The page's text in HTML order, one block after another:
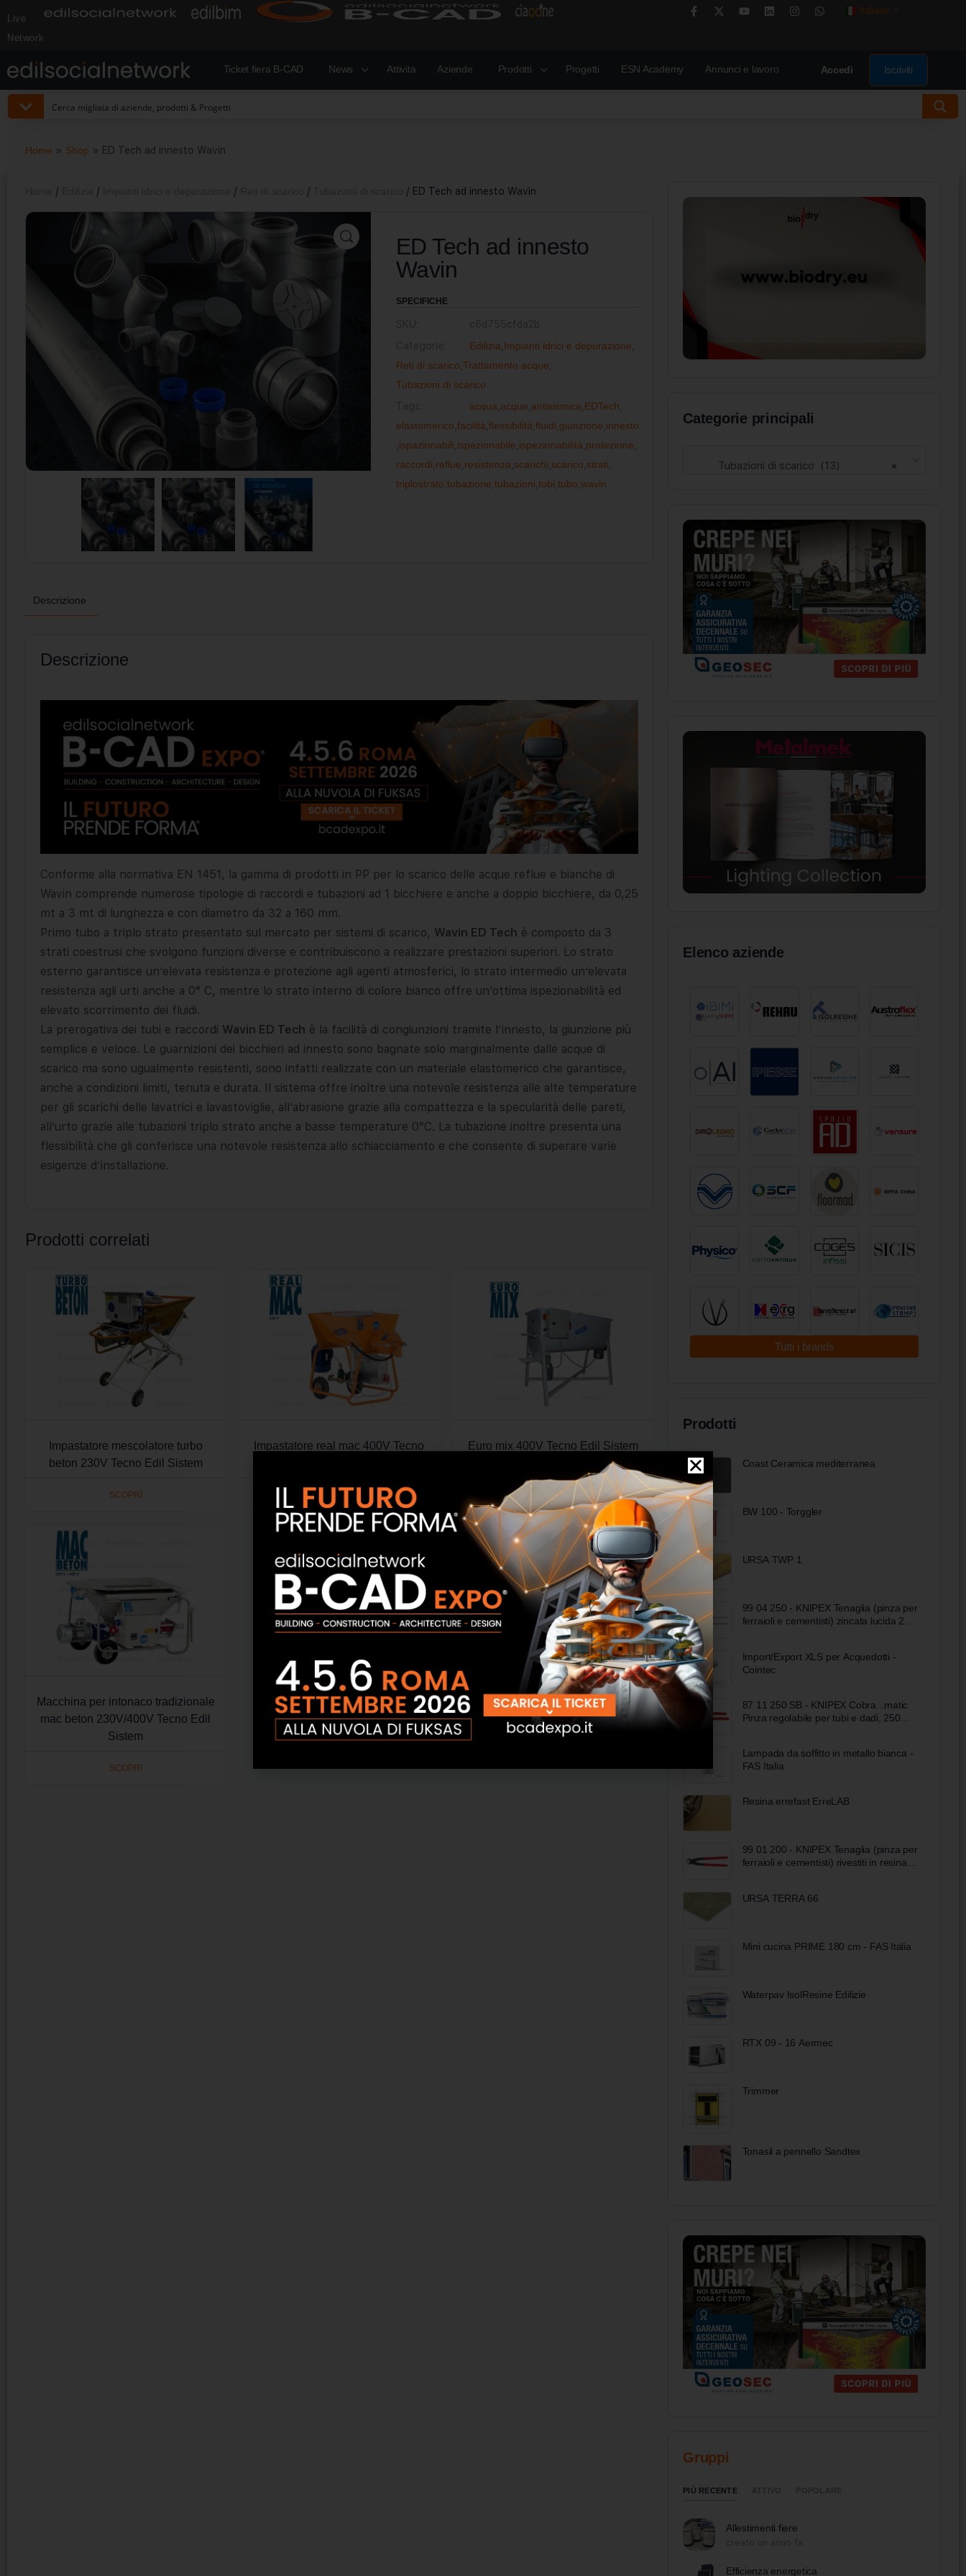
Live
Network
Italiano
Ticket fiera B-CAD News Attività Aziende Prodotti Progetti ESN Academy Annunci e lavoro Accedi Iscriviti
Home » Shop » ED Tech ad innesto Wavin
/ / / / / ED Tech ad innesto Wavin
ED Tech ad innesto
Wavin
SPECIFICHE
Edilizia Impianti idrici e depurazione
Reti di scarico Trattamento acque
Tubazioni di scarico
acqua acque antisismica EDTech
elastomerico facilità flessibilità fluidi giunzione innesto
ispazionabili ispezionabile ispezionabilità protezione
raccordi reflue resistenza scarichi scarico strati
triplostrato tubazione tubazioni tubi tubo wavin
Descrizione
Descrizione
Conforme alla normativa EN 1451, la gamma di prodotti in PP per lo scarico delle acque reflue e bianche di
Wavin comprende numerose tipologie di raccordi e tubazioni ad 1 bicchiere e anche a doppio bicchiere, da 0,25
mt a 3 mt di lunghezza e con diametro da 32 a 160 mm.
Primo tubo a triplo strato presentato sul mercato per sistemi di scarico, Wavin ED Tech è composto da 3
strati coestrusi che svolgono funzioni diverse e contribuiscono a realizzare prestazioni superiori. Lo strato
esterno garantisce un’elevata resistenza e protezione agli agenti atmosferici, lo strato intermedio un’elevata
resistenza agli urti anche a 0° C, mentre lo strato interno di colore bianco offre un’ottima ispezionabilità ed
elevato scorrimento dei fluidi.
La prerogativa dei tubi e raccordi Wavin ED Tech è la facilità di congiunzioni tramite l’innesto, la giunzione più
semplice e veloce. Le guarnizioni dei bicchieri ad innesto sono bagnate solo marginalmente dalle acque di
scarico ma sono ugualmente resistenti, sono infatti realizzate con un materiale elastomerico che garantisce,
anche a condizioni limiti, tenuta e durata. Il sistema offre inoltre una notevole resistenza alle alte temperature
per gli scarichi delle lavatrici e lavastoviglie, all’abrasione grazie alla compattezza e la specularità delle pareti,
all’urto grazie alle tubazioni triplo strato anche a basse temperature 0°C. La tubazione inoltre presenta una
flessibilità che gli conferisce una notevole resistenza allo schiacciamento e che consente di superare varie
esigenze d’installazione.
Prodotti correlati
Impastatore mescolatore turbo
beton 230V Tecno Edil Sistem
SCOPRI
Impastatore real mac 400V Tecno
SCOPRI
Euro mix 400V Tecno Edil Sistem
SCOPRI
Macchina per intonaco tradizionale
mac beton 230V/400V Tecno Edil
Sistem
SCOPRI
Categorie principali
×
Tubazioni di scarico (13)
Elenco aziende
Tutti i brands
Prodotti
Coast Ceramica mediterranea
BW 100 - Torggler
URSA TWP 1
99 04 250 - KNIPEX Tenaglia (pinza per
ferraioli e cementisti) zincata lucida 250
Import/Export XLS per Acquedotti -
Cointec
87 11 250 SB - KNIPEX Cobra...matic
Pinza regolabile per tubi e dadi, 250
Lampada da soffitto in metallo bianca -
FAS Italia
Resina errefast ErreLAB
99 01 200 - KNIPEX Tenaglia (pinza per
ferraioli e cementisti) rivestiti in resina
URSA TERRA 66
Mini cucina PRIME 180 cm - FAS Italia
Waterpav IsolResine Edilizie
RTX 09 - 16 Aermec
Trimmer
Tonasil a pennello Sandtex
Gruppi
PIÙ RECENTE
Allestimenti fiere
Efficienza energetica